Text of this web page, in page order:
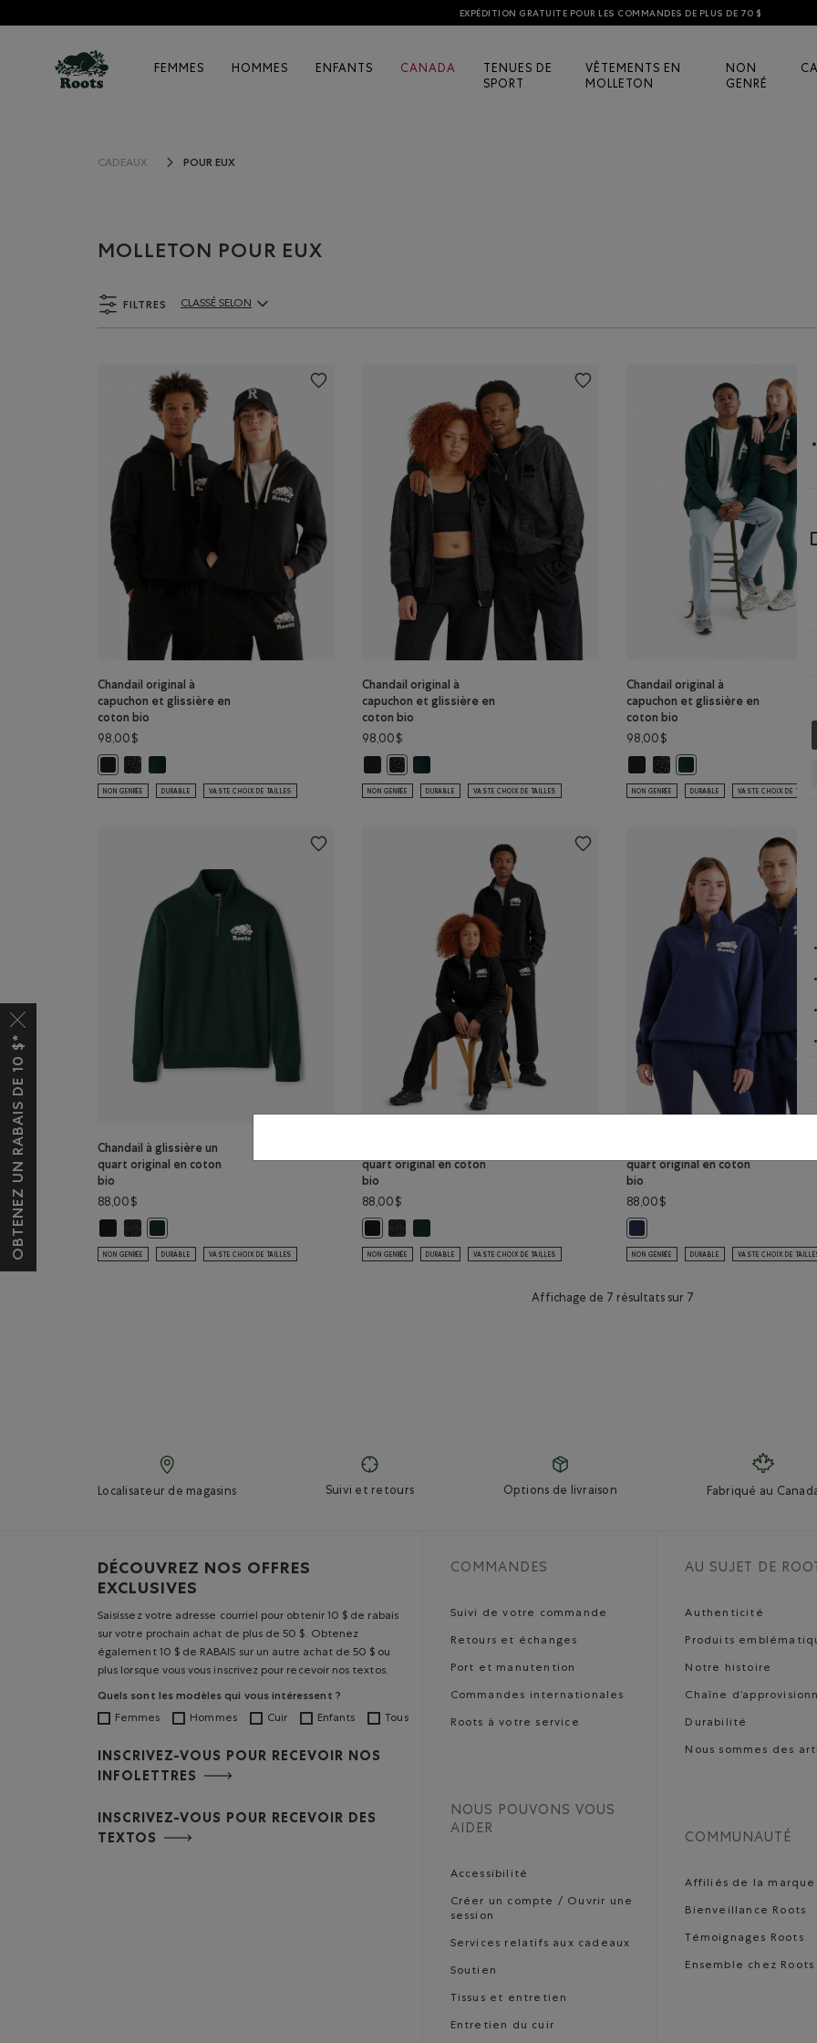
EXPÉDITION GRATUITE POUR LES COMMANDES DE PLUS DE 70 $
FEMMES HOMMES ENFANTS CANADA
TENUES DE
SPORT
VÊTEMENTS EN
MOLLETON
NON
GENRÉ
CADEAUX POUR EUX
MOLLETON POUR EUX
FILTRES
ClassÃ© selon Articles:
CLASSÉ SELON
Chandail original à
capuchon et glissière en
coton bio
98,00$
Chandail original à capuchon et glissière en coton bio: NOIR Couleur
Chandail original à capuchon et glissière en coton bio: POIVRE NOIR Couleur
Chandail original à capuchon et glissière en coton bio: VARSITY VERT Couleur
NON GENRÉE DURABLE VASTE CHOIX DE TAILLES
Chandail original à
capuchon et glissière en
coton bio
98,00$
Chandail original à capuchon et glissière en coton bio: NOIR Couleur
Chandail original à capuchon et glissière en coton bio: POIVRE NOIR Couleur
Chandail original à capuchon et glissière en coton bio: VARSITY VERT
NON GENRÉE DURABLE VASTE CHOIX DE TAILLES
Chandail original à
capuchon et glissière en
coton bio
98,00$
Chandail original à capuchon et
Chandail original à capuchon
NON GENRÉE DURABLE VASTE CHOIX DE TAILLES
Chandail à glissière un
quart original en coton
bio
88,00$
Chandail à glissière un quart original en coton bio: NOIR Couleur
Chandail à glissière un quart original en coton bio: POIVRE NOIR Couleur
Chandail à glissière un quart original en coton bio: VARSITY VERT Couleur
NON GENRÉE DURABLE VASTE CHOIX DE TAILLES
quart original en coton
bio
88,00$
Chandail à glissière un quart original en coton bio: NOIR Couleur
Chandail à glissière un quart original en coton bio: POIVRE NOIR Couleur
Chandail à glissière un quart original en coton bio: VARSITY VERT Couleur
NON GENRÉE DURABLE VASTE CHOIX DE TAILLES
quart original en coton
bio
88,00$
NON GENRÉE DURABLE VASTE CHOIX DE
Affichage de 7 résultats sur 7
Localisateur de magasins Suivi et retours Options de livraison Fabriqué au
DÉCOUVREZ NOS OFFRES
EXCLUSIVES
Saisissez votre adresse courriel pour obtenir 10 $ de rabais
sur votre prochain achat de plus de 50 $. Obtenez
également 10 $ de RABAIS sur un autre achat de 50 $ ou
plus lorsque vous vous inscrivez pour recevoir nos textos.
Quels sont les modèles qui vous intéressent ?
Femmes Hommes Cuir Enfants Tous
INSCRIVEZ-VOUS POUR RECEVOIR NOS
INFOLETTRES
INSCRIVEZ-VOUS POUR RECEVOIR DES
TEXTOS
COMMANDES
Suivi de votre commande
Retours et échanges
Port et manutention
Commandes internationales
Roots à votre service
NOUS POUVONS VOUS
AIDER
Accessibilité
Créer un compte / Ouvrir une
session
Services relatifs aux cadeaux
Soutien
Tissus et entretien
Entretien du cuir
AU SUJET DE
Authenticité
Produits
Notre histoire
Chaîne
Durabilité
Nous sommes des
COMMUNAUTÉ
Affiliés de la marque
Bienveillance Roots
Témoignages Roots
Ensemble chez Roots
OBTENEZ UN RABAIS DE 10 $*